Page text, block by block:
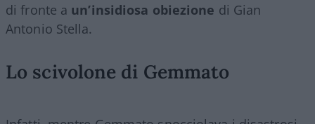
di fronte a un’insidiosa obiezione di Gian
Antonio Stella.
Lo scivolone di Gemmato